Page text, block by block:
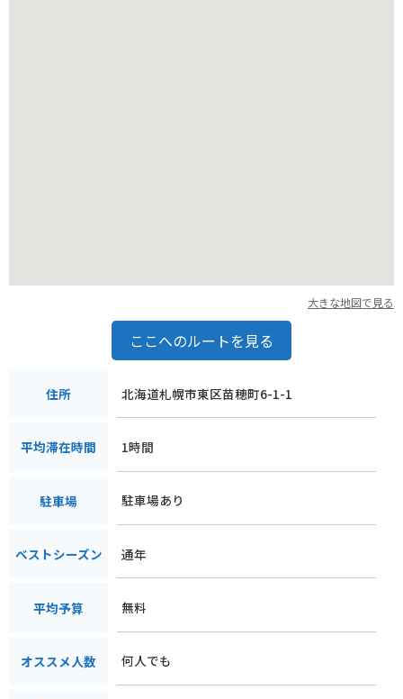
大きな地図で見る
ここへのルートを見る
住所 北海道札幌市東区苗穂町6-1-1
平均滞在時間 1時間
駐車場 駐車場あり
ベストシーズン 通年
平均予算 無料
オススメ人数 何人でも